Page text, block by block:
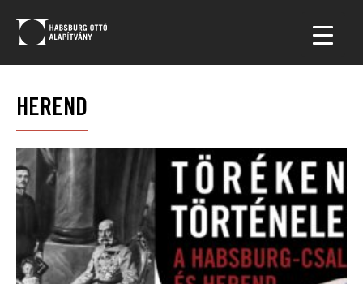
HEREND